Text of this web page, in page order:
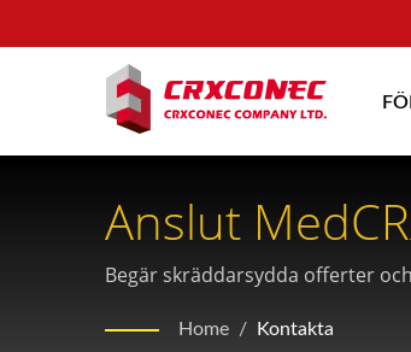
Anslut
Begär skräddarsydda offerter
Home / Kontakta